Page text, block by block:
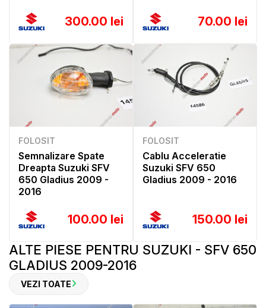
300.00 lei 70.00 lei
FOLOSIT
Semnalizare Spate
Dreapta Suzuki SFV
650 Gladius 2009 -
2016
100.00 lei
FOLOSIT
Cablu Acceleratie
Suzuki SFV 650
Gladius 2009 - 2016
150.00 lei
ALTE PIESE PENTRU SUZUKI - SFV 650
GLADIUS 2009-2016
VEZI TOATE